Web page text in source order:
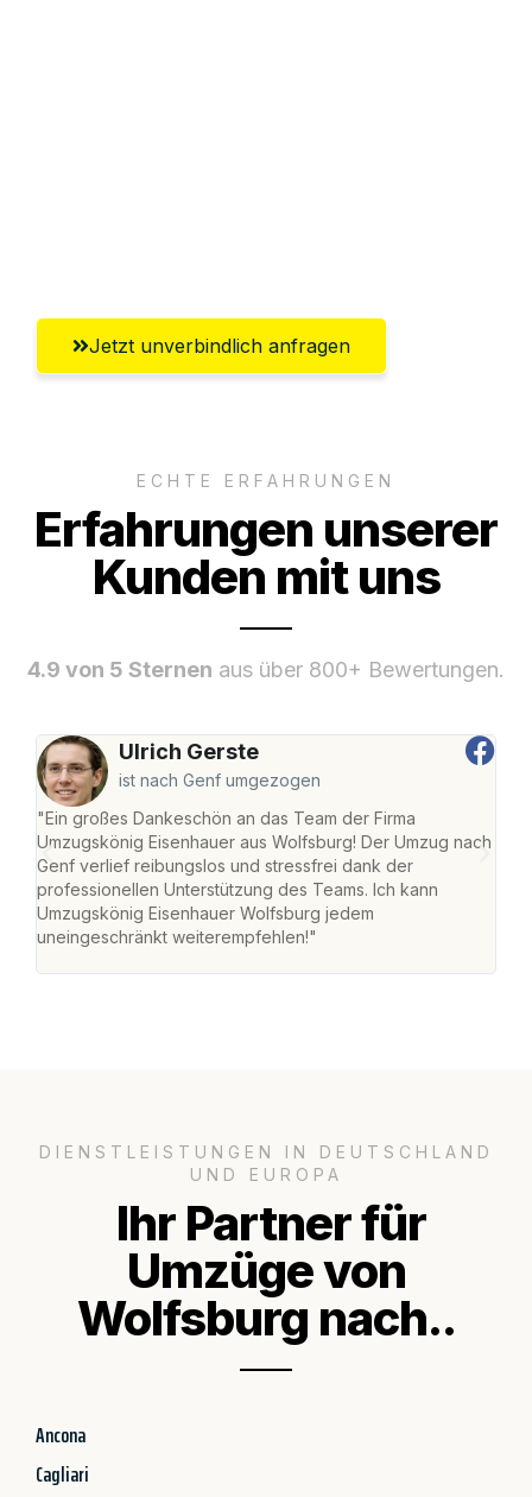
Jetzt unverbindlich anfragen
ECHTE ERFAHRUNGEN
Erfahrungen unserer
Kunden mit uns
4.9 von 5 Sternen aus über 800+ Bewertungen.
Ulrich Gerste
ist nach Genf umgezogen
"Ein großes Dankeschön an das Team der Firma
Umzugskönig Eisenhauer aus Wolfsburg! Der Umzug nach
Genf verlief reibungslos und stressfrei dank der
professionellen Unterstützung des Teams. Ich kann
Umzugskönig Eisenhauer Wolfsburg jedem
uneingeschränkt weiterempfehlen!"
DIENSTLEISTUNGEN IN DEUTSCHLAND
UND EUROPA
Ihr Partner für
Umzüge von
Wolfsburg nach..
Ancona
Cagliari